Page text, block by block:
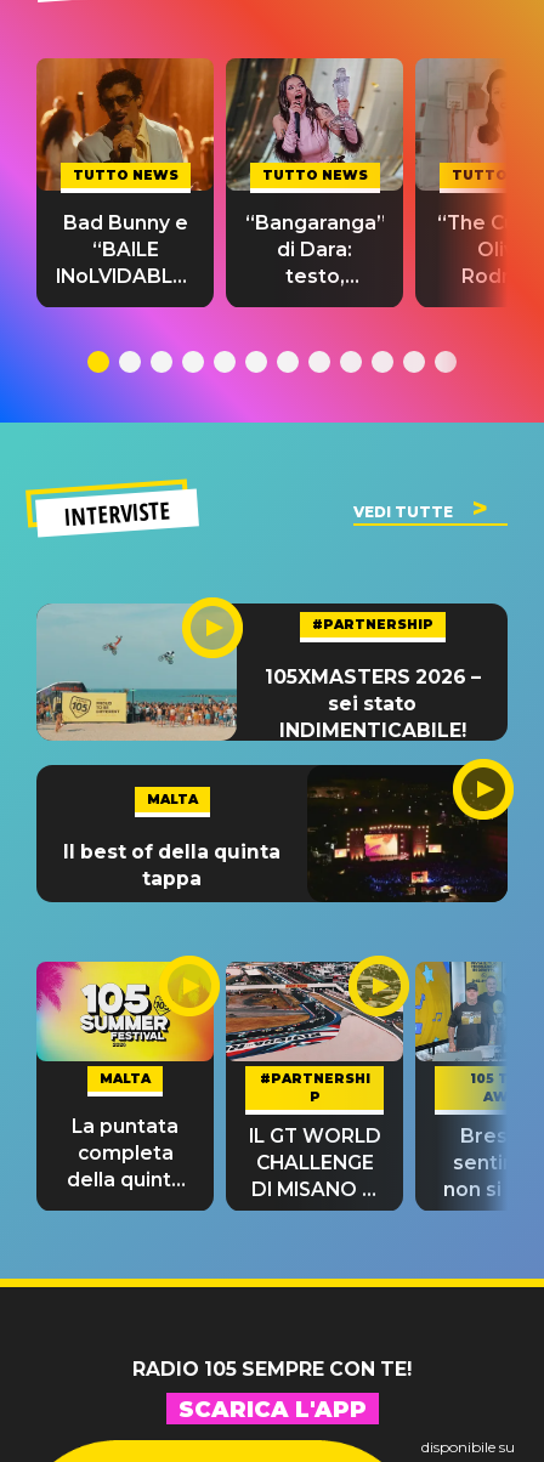
TUTTO NEWS
Bad Bunny e
“BAILE
INoLVIDABLE”:
testo,
significato
TUTTO NEWS
“Bangaranga”
di Dara:
testo,
traduzione e
del singolo
TUTTO
“The
Olivia
testo,
INTERVISTE VEDI TUTTE
#PARTNERSHIP
105XMASTERS 2026 –
sei stato
INDIMENTICABILE!
MALTA
Il best of della quinta
tappa
MALTA
La puntata
completa
della quinta
tappa
#PARTNERSHI
P
IL GT WORLD
CHALLENGE
DI MISANO si
riconferma
105 TAKE
AWAY
Bresh:
non si
fino alla
RADIO 105 SEMPRE CON TE!
SCARICA L'APP
disponibile su